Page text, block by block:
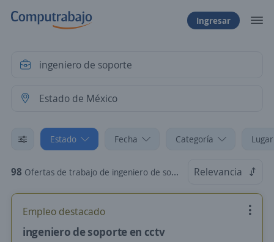
Ingresar
Estado Fecha Categoría
98 Ofertas de trabajo de ingeniero de soporte en Estado de México Relevancia
Empleo destacado
ingeniero de soporte en cctv